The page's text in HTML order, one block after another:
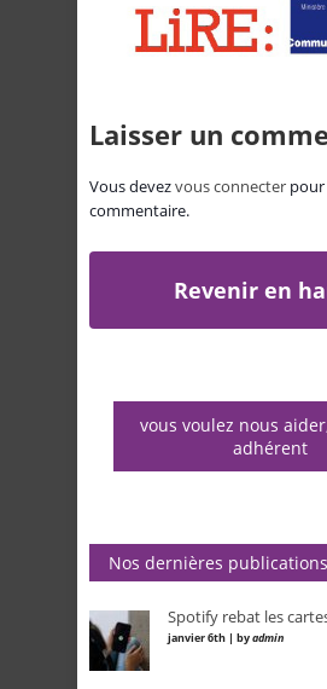
Laisser un
Vous devezvous connecter
commentaire.
Revenir en
vous voulez nous
adhérent
Nos dernières publications
Spotify rebat les
janvier 6th | byadmin